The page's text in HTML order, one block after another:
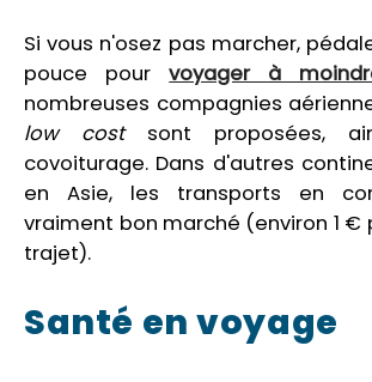
Si vous n'osez pas marcher,
pouce pourvoyager à
nombreuses compagnies
low costsont proposées,
covoiturage. Dans d'autres
en Asie, les transports en
vraiment bon marché (environ 1 €
trajet).
Santé en voyage